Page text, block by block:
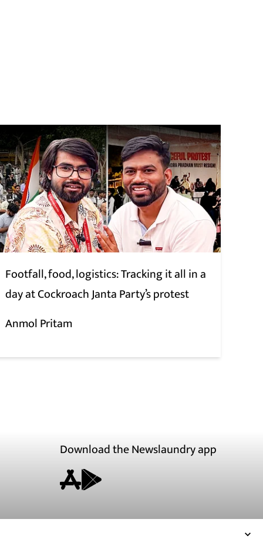
Footfall, food, logistics: Tracking it all in a
day at Cockroach Janta Party’s protest
Anmol Pritam
Download the Newslaundry app